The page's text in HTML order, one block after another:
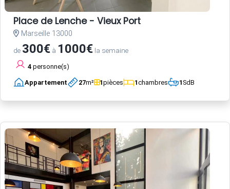
Place de Lenche - Vieux Port
Marseille 13000
de 300€ à 1000€ la semaine
4 personne(s)
Appartement 27m² 1pièces 1chambres 1SdB